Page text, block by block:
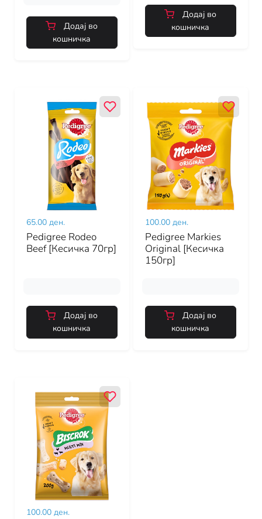
Додај во
кошничка
Додај во
кошничка
65.00 ден.
Pedigree Rodeo
Beef [Кесичка 70гр]
Додај во
кошничка
100.00 ден.
Pedigree Markies
Original [Кесичка
150гр]
Додај во
кошничка
100.00 ден.